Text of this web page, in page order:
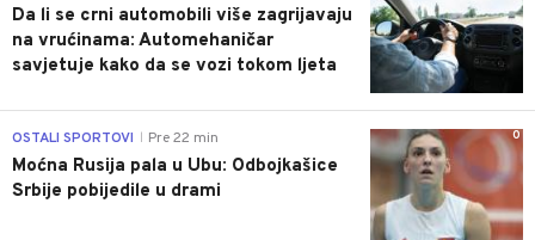
Da li se crni automobili više zagrijavaju
na vrućinama: Automehaničar
savjetuje kako da se vozi tokom ljeta
0
OSTALI SPORTOVI Pre 22 min
Moćna Rusija pala u Ubu: Odbojkašice
Srbije pobijedile u drami